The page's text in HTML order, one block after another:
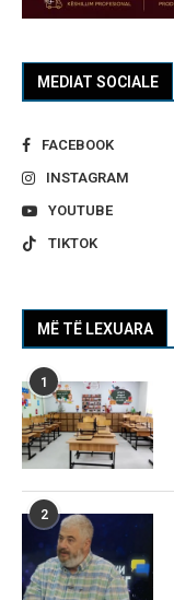
MEDIAT SOCIALE
FACEBOOK
INSTAGRAM
YOUTUBE
TIKTOK
MË TË LEXUARA
1
2